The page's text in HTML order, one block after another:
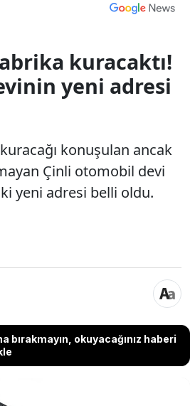
kuracaktı!
yeni adresi
konuşulan ancak
Çinli otomobil devi
yeni adresi belli oldu.
bırakmayın, okuyacağınız haberi